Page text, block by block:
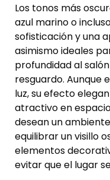
Los tonos más
azul marino o
sofisticación y una
asimismo ideales
profundidad al
resguardo. Aunque
luz, su efecto
atractivo en
desean un
equilibrar un visillo
elementos
evitar que el lugar